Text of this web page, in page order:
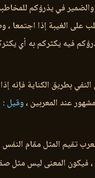
في يذرؤكم
الغيبة إذا اجتمعا ،
فيه يكثركم به أي
النفي بطريق الكناية فإنه
عند المعربين ،وقيل :
تقيم المثل مقام النفس
، فيكون المعنى ليس